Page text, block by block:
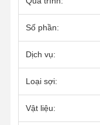
Số phần:
Dịch vụ:
Loại sợi:
Vật liệu: